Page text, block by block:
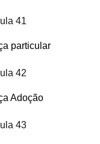
41
particular
42
Adoção
43